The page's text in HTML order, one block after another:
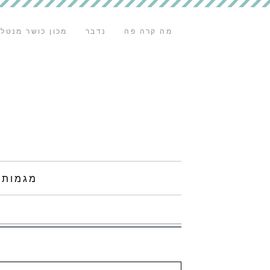
מה קרה פה נדבר מכון כושר